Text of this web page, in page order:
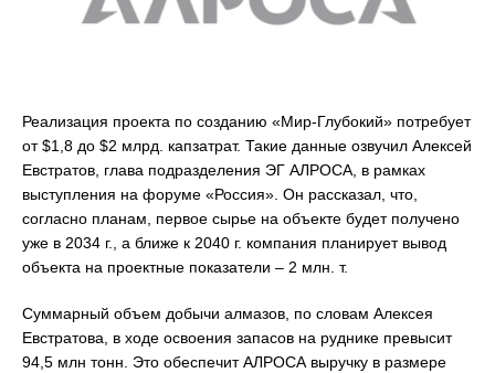
Реализация проекта по созданию «Мир-Глубокий» потребует
от $1,8 до $2 млрд. капзатрат. Такие данные озвучил Алексей
Евстратов, глава подразделения ЭГ АЛРОСА, в рамках
выступления на форуме «Россия». Он рассказал, что,
согласно планам, первое сырье на объекте будет получено
уже в 2034 г., а ближе к 2040 г. компания планирует вывод
объекта на проектные показатели – 2 млн. т.
Суммарный объем добычи алмазов, по словам Алексея
Евстратова, в ходе освоения запасов на руднике превысит
94,5 млн тонн. Это обеспечит АЛРОСА выручку в размере